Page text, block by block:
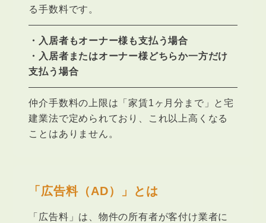
る手数料です。
・入居者もオーナー様も支払う場合
・入居者またはオーナー様どちらか一方だけ
支払う場合
仲介手数料の上限は「家賃1ヶ月分まで」と宅
建業法で定められており、これ以上高くなる
ことはありません。
「広告料（AD）」とは
「広告料」は、物件の所有者が客付け業者に